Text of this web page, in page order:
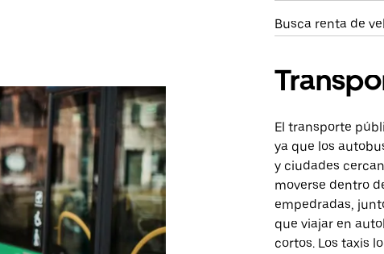
Busca renta de
El transporte
ya que los
y ciudades
moverse dentro
empedradas,
que viajar en
cortos. Los taxis